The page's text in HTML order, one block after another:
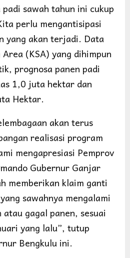
padi sawah tahun ini cukup
perlu mengantisipasi
yang akan terjadi. Data
(KSA) yang dihimpun
prognosa panen padi
1,0 juta hektar dan
Hektar.
akan terus
realisasi program
mengapresiasi Pemprov
Gubernur Ganjar
memberikan klaim ganti
sawahnya mengalami
gagal panen, sesuai
yang lalu”, tutup
Bengkulu ini.